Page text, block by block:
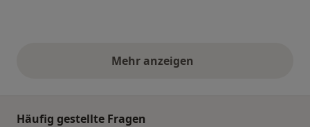
Mehr anzeigenobige Stellungnahmen
Häufig gestellte Fragen